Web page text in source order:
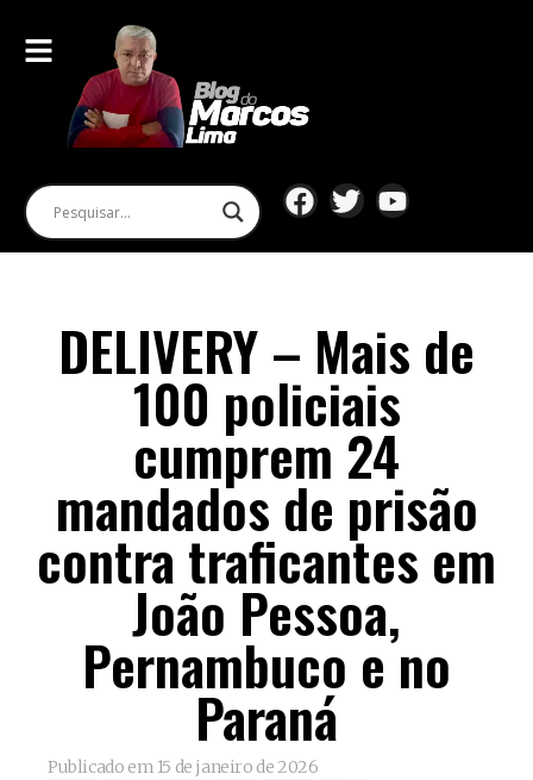
DELIVERY – Mais de
100 policiais
cumprem 24
mandados de prisão
contra traficantes em
João Pessoa,
Pernambuco e no
Paraná
Publicado em 15 de janeiro de 2026